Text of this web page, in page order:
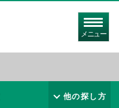
メニュー
他の探し方